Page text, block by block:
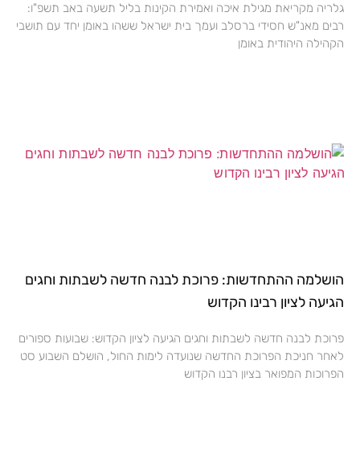
גלריה מקריאת מגילת איכה ואמירת הקינות בליל תשעה באב תשפ"ו:
רבים מאנ"ש חסידי ברסלב ועמך בית ישראל ששהו באומן יחד עם תושבי
הקהילה היהודית באומן
הושלמה ההתחדשות: פרוכת לבנה חדשה לשבתות וחגים
הגיעה לציון רבינו הקדוש
פרוכת לבנה חדשה לשבתות וחגים הגיעה לציון הקדוש: שבועות ספורים
לאחר חניכת הפרוכת החדשה שנועדה לימות החול, הושלם השבוע סט
הפרוכות המפואר בציון רבנו הקדוש